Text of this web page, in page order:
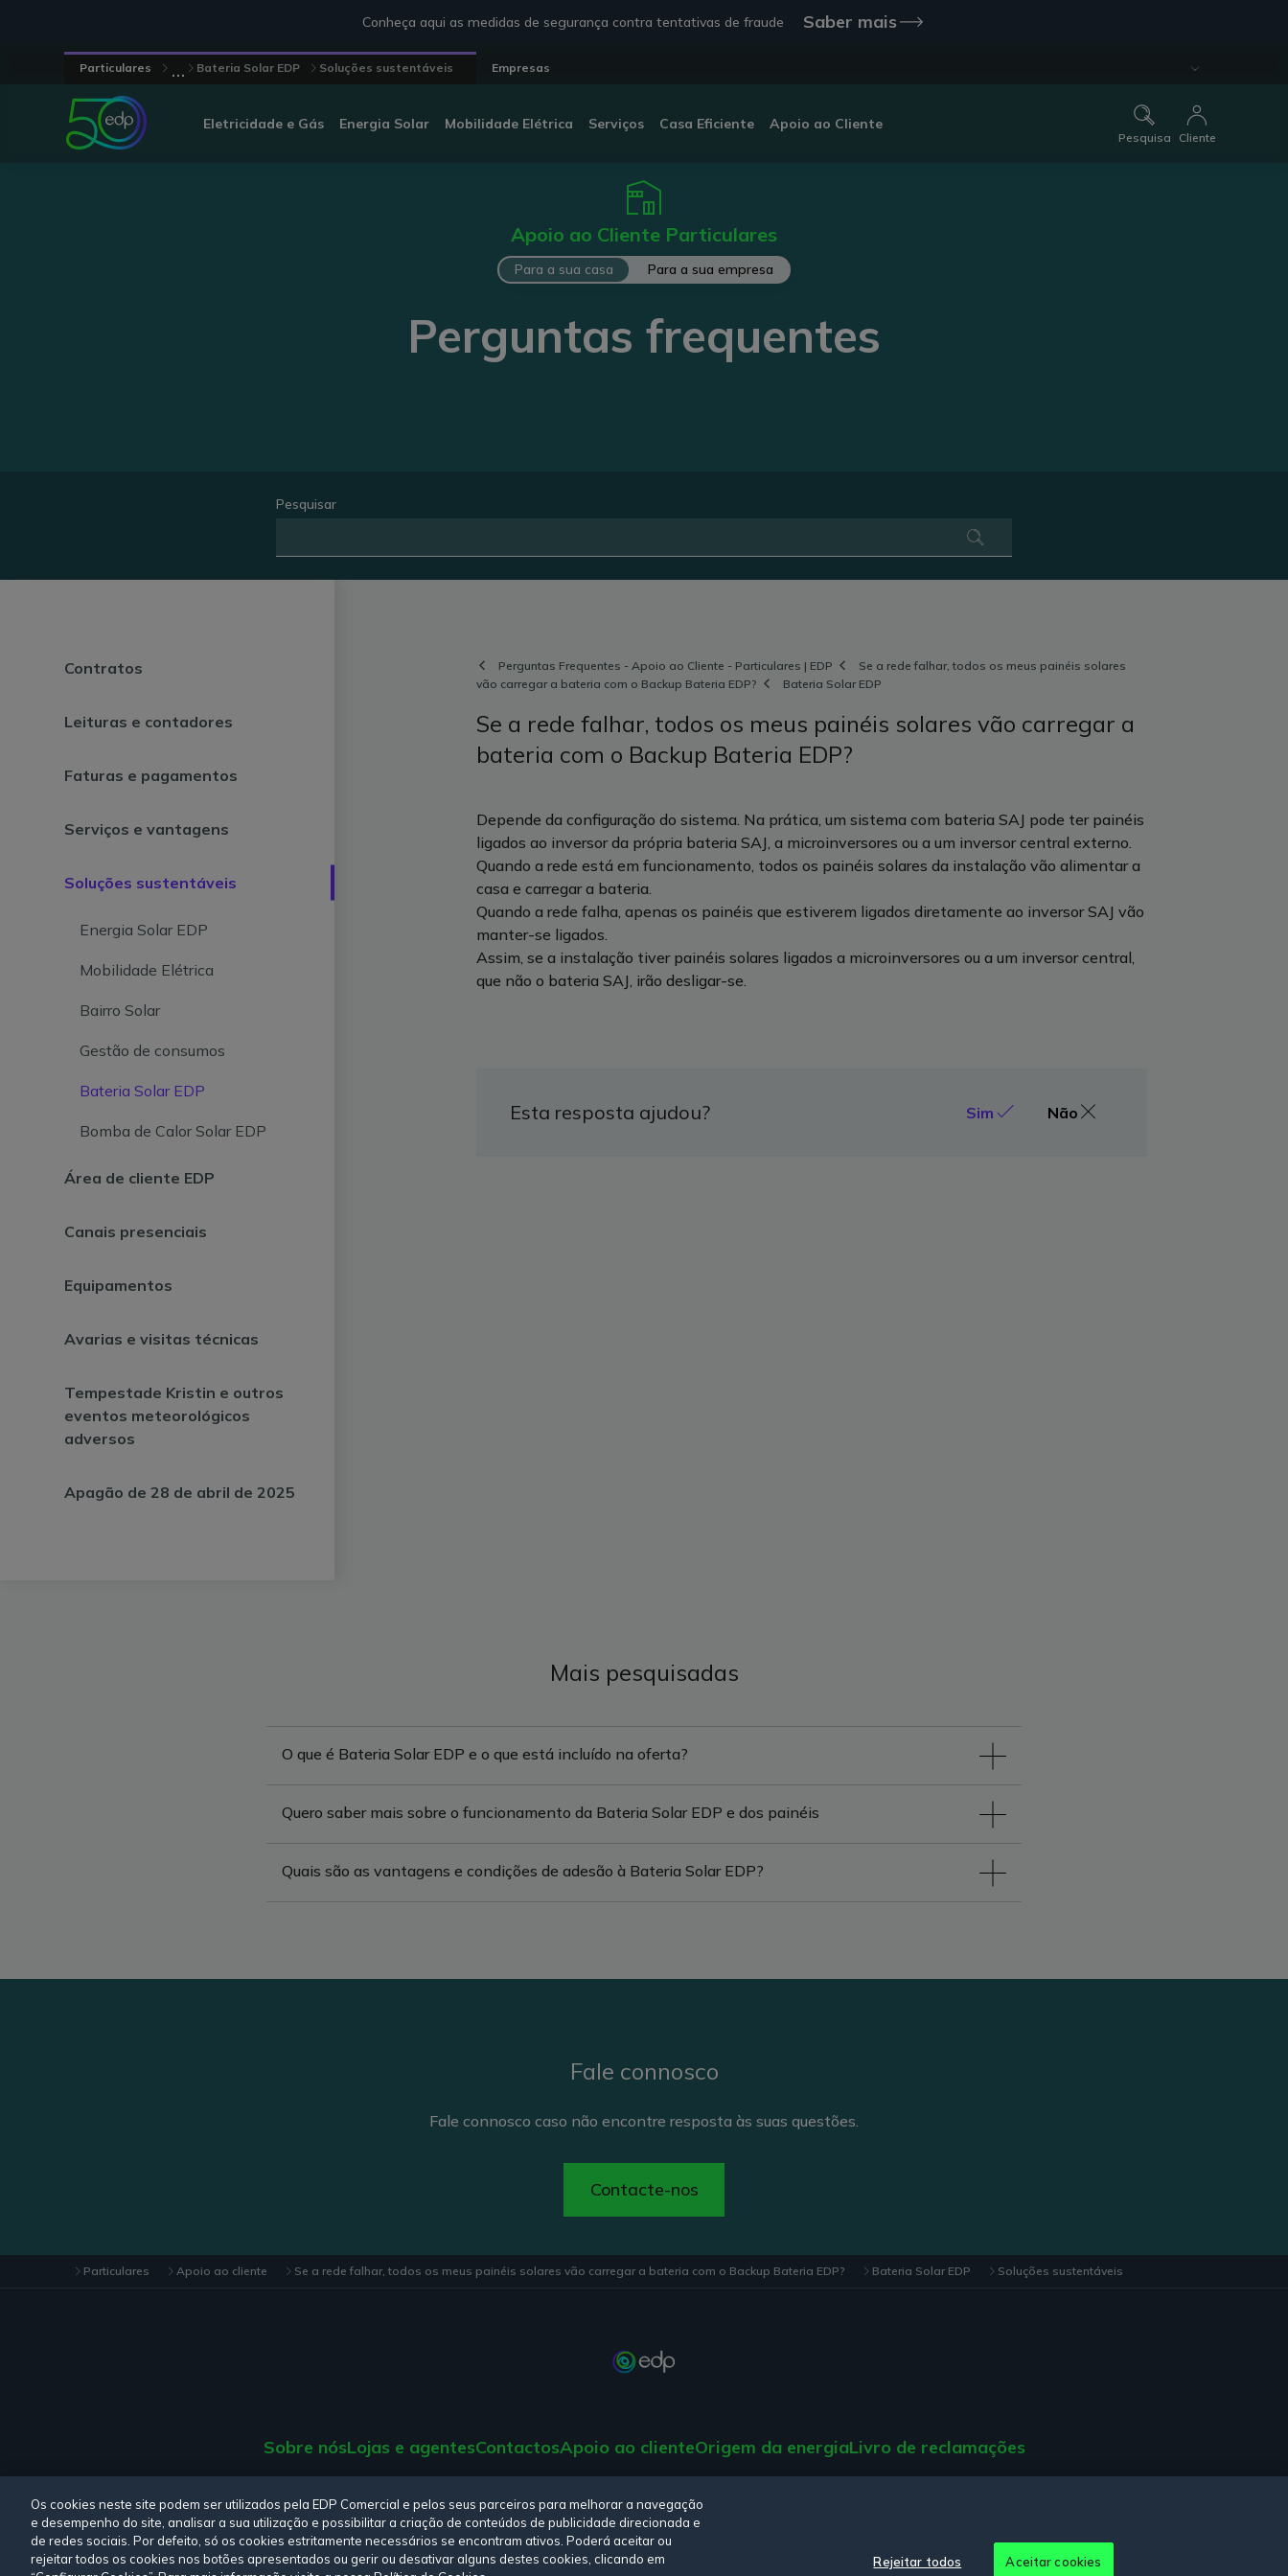
Conheça aqui as medidas de segurança contra tentativas de fraude Saber mais
Particulares ... Bateria Solar EDP Soluções sustentáveis Empresas
Eletricidade e Gás Energia Solar Mobilidade Elétrica Serviços Casa Eficiente Apoio ao Cliente
Pesquisa Cliente
Apoio ao Cliente Particulares
Para a sua casa Para a sua empresa
Perguntas frequentes
Pesquisar
Contratos
Leituras e contadores
Faturas e pagamentos
Serviços e vantagens
Soluções sustentáveis
Energia Solar EDP
Mobilidade Elétrica
Bairro Solar
Gestão de consumos
Bateria Solar EDP
Bomba de Calor Solar EDP
Área de cliente EDP
Canais presenciais
Equipamentos
Avarias e visitas técnicas
Tempestade Kristin e outros
eventos meteorológicos
adversos
Apagão de 28 de abril de 2025
Perguntas Frequentes - Apoio ao Cliente - Particulares | EDP
Se a rede falhar, todos os meus painéis solares
vão carregar a bateria com o Backup Bateria EDP?
Bateria Solar EDP
Se a rede falhar, todos os meus painéis solares vão carregar a
bateria com o Backup Bateria EDP?
Depende da configuração do sistema. Na prática, um sistema com bateria SAJ pode ter painéis
ligados ao inversor da própria bateria SAJ, a microinversores ou a um inversor central externo.
Quando a rede está em funcionamento, todos os painéis solares da instalação vão alimentar a
casa e carregar a bateria.
Quando a rede falha, apenas os painéis que estiverem ligados diretamente ao inversor SAJ vão
manter-se ligados.
Assim, se a instalação tiver painéis solares ligados a microinversores ou a um inversor central,
que não o bateria SAJ, irão desligar-se.
Esta resposta ajudou? Sim Não
Mais pesquisadas
O que é Bateria Solar EDP e o que está incluído na oferta?
Quero saber mais sobre o funcionamento da Bateria Solar EDP e dos painéis
Quais são as vantagens e condições de adesão à Bateria Solar EDP?
Fale connosco
Fale connosco caso não encontre resposta às suas questões.
Contacte-nos
Particulares Apoio ao cliente Se a rede falhar, todos os meus painéis solares vão carregar a bateria com o Backup Bateria EDP? Bateria Solar EDP Soluções sustentáveis
Sobre nósLojas e agentesContactosApoio ao clienteOrigem da energiaLivro de reclamações
Consulte a nossaPolítica de privacidade, Política de cookies,Termos e Condições
Os cookies neste site podem ser utilizados pela EDP Comercial e pelos seus parceiros para melhorar a navegação
e desempenho do site, analisar a sua utilização e possibilitar a criação de conteúdos de publicidade direcionada e
de redes sociais. Por defeito, só os cookies estritamente necessários se encontram ativos. Poderá aceitar ou
rejeitar todos os cookies nos botões apresentados ou gerir ou desativar alguns destes cookies, clicando em
Rejeitar todos Aceitar cookies